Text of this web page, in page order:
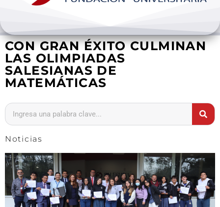
Internacionalización
Investigación
CON GRAN ÉXITO CULMINAN
LAS OLIMPIADAS
SALESIANAS DE
MATEMÁTICAS
Noticias